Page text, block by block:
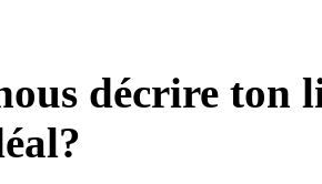
décrire ton